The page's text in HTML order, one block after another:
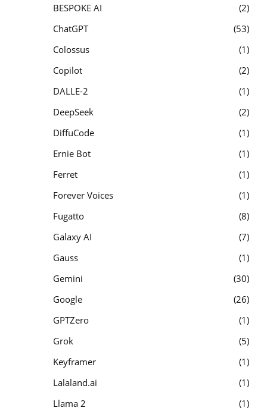
BESPOKE AI
2
ChatGPT
53
Colossus
1
Copilot
2
DALLE-2
1
DeepSeek
2
DiffuCode
1
Ernie Bot
1
Ferret
1
Forever Voices
1
Fugatto
8
Galaxy AI
7
Gauss
1
Gemini
30
Google
26
GPTZero
1
Grok
5
Keyframer
1
Lalaland.ai
1
Llama 2
1